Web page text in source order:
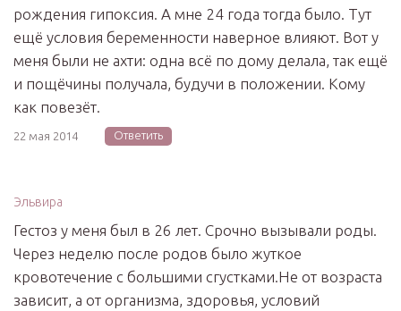
рождения гипоксия. А мне 24 года тогда было. Тут
ещё условия беременности наверное влияют. Вот у
меня были не ахти: одна всё по дому делала, так ещё
и пощёчины получала, будучи в положении. Кому
как повезёт.
22 мая 2014 Ответить
Эльвира
Гестоз у меня был в 26 лет. Срочно вызывали роды.
Через неделю после родов было жуткое
кровотечение с большими сгустками.Не от возраста
зависит, а от организма, здоровья, условий